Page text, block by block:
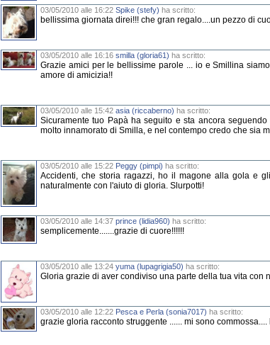
03/05/2010 alle 16:22 Spike (stefy) ha scritto:
bellissima giornata direi!!! che gran regalo....un pezzo di
03/05/2010 alle 16:16 smilla (gloria61) ha scritto:
Grazie amici per le bellissime parole ... io e Smillina
amore di amicizia!!
03/05/2010 alle 15:42 asia (riccaberno) ha scritto:
Sicuramente tuo Papà ha seguito e sta ancora
molto innamorato di Smilla, e nel contempo credo che sia
03/05/2010 alle 15:22 Peggy (pimpi) ha scritto:
Accidenti, che storia ragazzi, ho il magone alla gola e
naturalmente con l'aiuto di gloria. Slurpotti!
03/05/2010 alle 14:37 prince (lidia960) ha scritto:
semplicemente.......grazie di cuore!!!!!!
03/05/2010 alle 13:24 yuma (lupagrigia50) ha scritto:
Gloria grazie di aver condiviso una parte della tua vita con
03/05/2010 alle 12:22 Pesca e Perla (sonia7017) ha scritto:
grazie gloria racconto struggente ...... mi sono